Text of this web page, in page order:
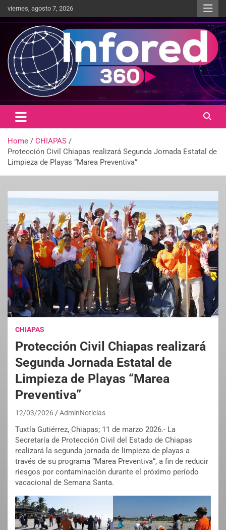
viernes, agosto 7, 2026
infored360.mx
Un giro en la información
Home
CHIAPAS
Protección Civil Chiapas realizará Segunda Jornada Estatal de
Limpieza de Playas “Marea Preventiva”
CHIAPAS
Protección Civil Chiapas realizará
Segunda Jornada Estatal de
Limpieza de Playas “Marea
Preventiva”
12/03/2026 AdminNoticias
Tuxtla Gutiérrez, Chiapas; 11 de marzo 2026.- La
Secretaría de Protección Civil del Estado de Chiapas
realizará la segunda jornada de limpieza de playas a
través de su programa “Marea Preventiva”, a fin de reducir
riesgos por contaminación durante el próximo período
vacacional de Semana Santa.